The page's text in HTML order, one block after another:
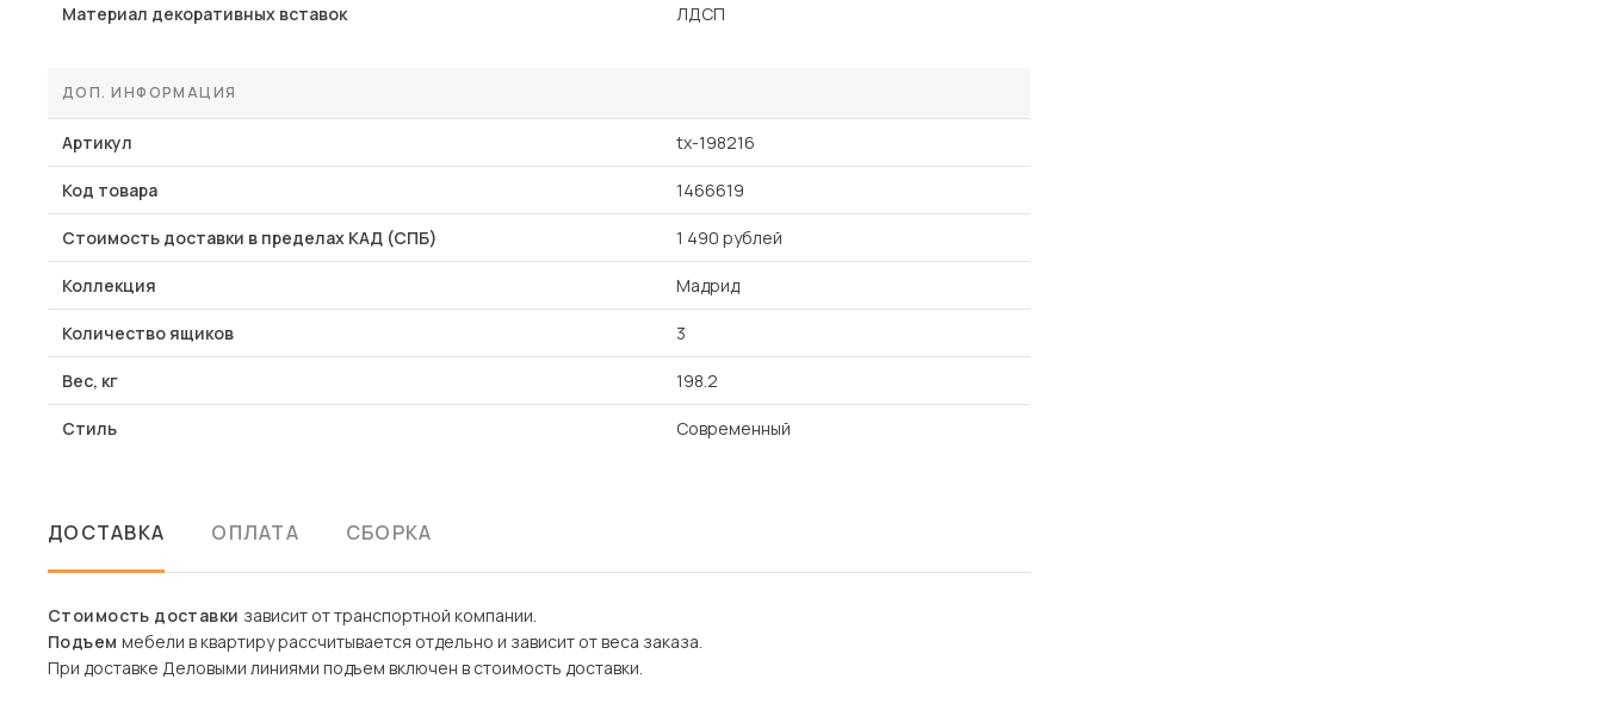
Материал декоративных вставок ЛДСП
ДОП. ИНФОРМАЦИЯ
Артикул tx-198216
Код товара 1466619
Стоимость доставки в пределах КАД (СПБ) 1 490 рублей
Коллекция Мадрид
Количество ящиков 3
Вес, кг 198.2
Стиль Современный
ДОСТАВКА ОПЛАТА СБОРКА
Стоимость доставки зависит от транспортной компании.
Подъем мебели в квартиру рассчитывается отдельно и зависит от веса заказа.
При доставке Деловыми линиями подъем включен в стоимость доставки.